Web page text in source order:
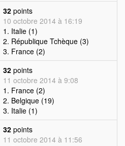
32 points
10 octobre 2014 à 16:19
1. Italie (1)
2. République Tchèque (3)
3. France (2)
32 points
11 octobre 2014 à 9:08
1. France (2)
2. Belgique (19)
3. Italie (1)
32 points
11 octobre 2014 à 11:56